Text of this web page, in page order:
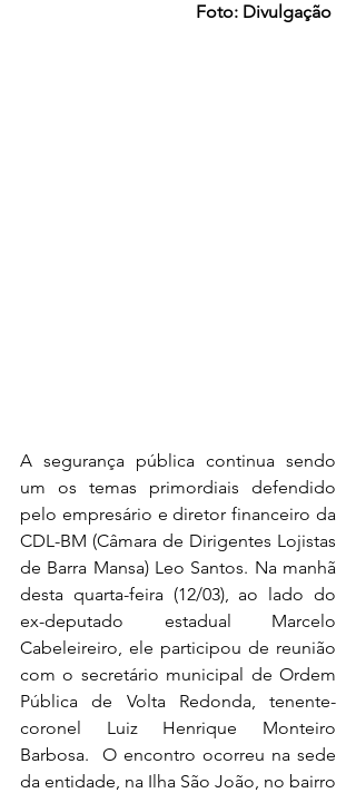
Foto: Divulgação
A segurança pública continua sendo
um os temas primordiais defendido
pelo empresário e diretor financeiro da
CDL-BM (Câmara de Dirigentes Lojistas
de Barra Mansa) Leo Santos. Na manhã
desta quarta-feira (12/03), ao lado do
ex-deputado estadual Marcelo
Cabeleireiro, ele participou de reunião
com o secretário municipal de Ordem
Pública de Volta Redonda, tenente-
coronel Luiz Henrique Monteiro
Barbosa.  O encontro ocorreu na sede
da entidade, na Ilha São João, no bairro